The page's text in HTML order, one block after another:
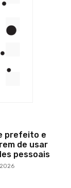
prefeito e
de usar
pessoais